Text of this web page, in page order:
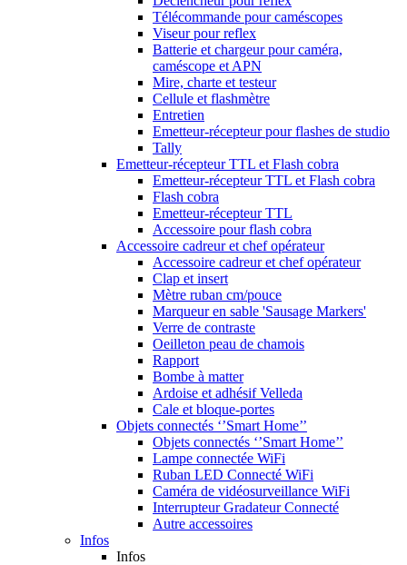
Télécommande pour caméscopes
Viseur pour reflex
Batterie et chargeur pour caméra,
caméscope et APN
Mire, charte et testeur
Cellule et flashmètre
Entretien
Emetteur-récepteur pour flashes de studio
Tally
Emetteur-récepteur TTL et Flash cobra
Emetteur-récepteur TTL et Flash cobra
Flash cobra
Emetteur-récepteur TTL
Accessoire pour flash cobra
Accessoire cadreur et chef opérateur
Accessoire cadreur et chef opérateur
Clap et insert
Mètre ruban cm/pouce
Marqueur en sable 'Sausage Markers'
Verre de contraste
Oeilleton peau de chamois
Rapport
Bombe à matter
Ardoise et adhésif Velleda
Cale et bloque-portes
Objets connectés ‘’Smart Home’’
Objets connectés ‘’Smart Home’’
Lampe connectée WiFi
Ruban LED Connecté WiFi
Caméra de vidéosurveillance WiFi
Interrupteur Gradateur Connecté
Autre accessoires
Infos
Infos